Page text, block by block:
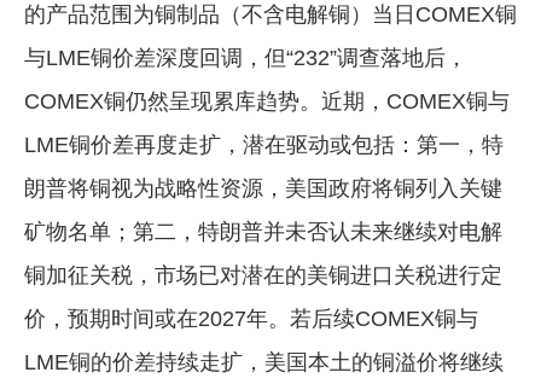
的产品范围为铜制品（不含电解铜）当日COMEX铜
与LME铜价差深度回调，但“232”调查落地后，
COMEX铜仍然呈现累库趋势。近期，COMEX铜与
LME铜价差再度走扩，潜在驱动或包括：第一，特
朗普将铜视为战略性资源，美国政府将铜列入关键
矿物名单；第二，特朗普并未否认未来继续对电解
铜加征关税，市场已对潜在的美铜进口关税进行定
价，预期时间或在2027年。若后续COMEX铜与
LME铜的价差持续走扩，美国本土的铜溢价将继续